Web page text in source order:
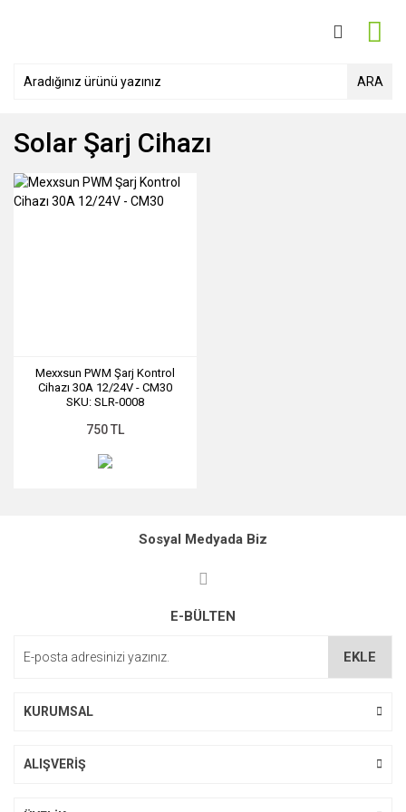
ARA
Solar Şarj Cihazı
Mexxsun PWM Şarj Kontrol
Cihazı 30A 12/24V - CM30
SKU: SLR-0008
750 TL
Sosyal Medyada Biz
E-BÜLTEN
EKLE
KURUMSAL
ALIŞVERİŞ